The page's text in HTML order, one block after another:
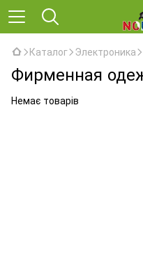
Каталог Электроника
Фирменная
Немає товарів